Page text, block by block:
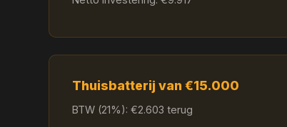
Thuisbatterij van €15.000
BTW (21%): €2.603 terug